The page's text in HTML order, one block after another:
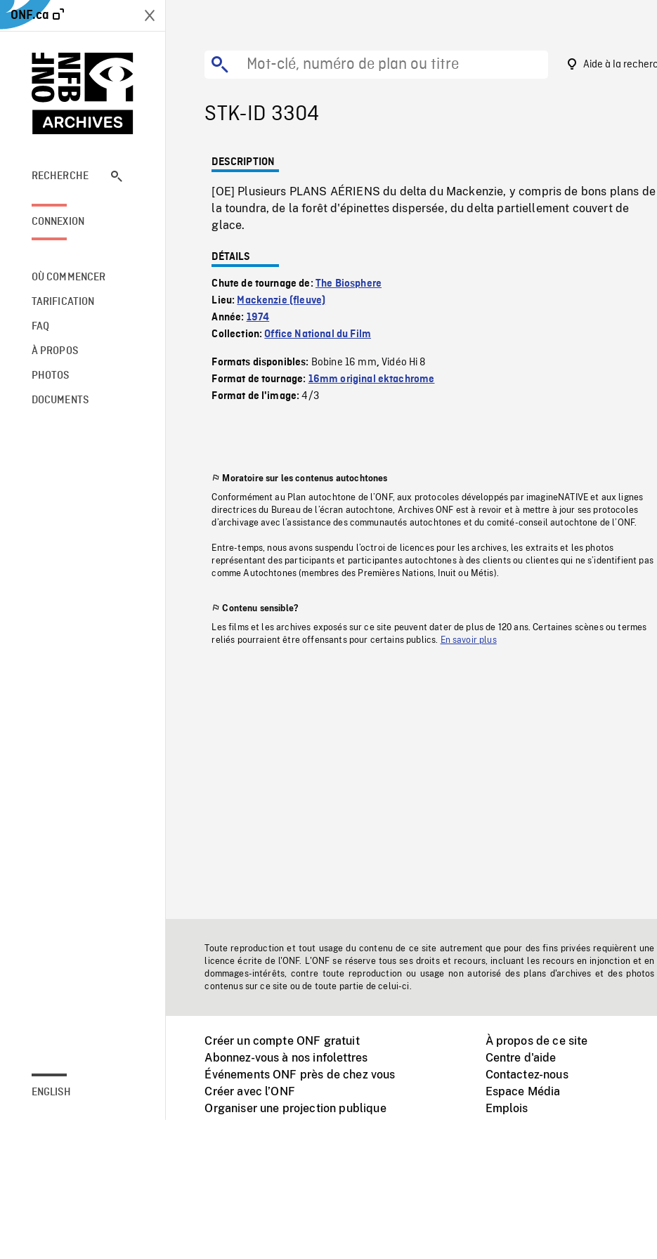
ONF.ca
RECHERCHE
CONNEXION
OÙ COMMENCER
TARIFICATION
FAQ
À PROPOS
PHOTOS
DOCUMENTS
ENGLISH
Aide à la
STK-ID 3304
DESCRIPTION
[OE] Plusieurs PLANS AÉRIENS du delta du Mackenzie, y compris de bons plans de
la toundra, de la forêt d'épinettes dispersée, du delta partiellement couvert de
glace.
DÉTAILS
Chute de tournage de: The Biosphere
Lieu: Mackenzie (fleuve)
Année: 1974
Collection:Office National du Film
Formats disponibles: Bobine 16 mm,Vidéo Hi 8
Format de tournage: 16mm original ektachrome
Format de l'image:4/3
Moratoire sur les contenus autochtones
Conformément au Plan autochtone de l’ONF, aux protocoles développés par imagineNATIVE et aux lignes
directrices du Bureau de l’écran autochtone, Archives ONF est à revoir et à mettre à jour ses protocoles
d’archivage avec l’assistance des communautés autochtones et du comité-conseil autochtone de l’ONF.
Entre-temps, nous avons suspendu l’octroi de licences pour les archives, les extraits et les photos
représentant des participants et participantes autochtones à des clients ou clientes qui ne s’identifient pas
comme Autochtones (membres des Premières Nations, Inuit ou Métis).
Contenu sensible?
Les films et les archives exposés sur ce site peuvent dater de plus de 120 ans. Certaines scènes ou termes
reliés pourraient être offensants pour certains publics. En savoir plus
Toute reproduction et tout usage du contenu de ce site autrement que pour des fins privées requièrent une
licence écrite de l'ONF. L'ONF se réserve tous ses droits et recours, incluant les recours en injonction et en
dommages-intérêts, contre toute reproduction ou usage non autorisé des plans d'archives et des photos
contenus sur ce site ou de toute partie de celui-ci.
Créer un compte ONF gratuit
Abonnez-vous à nos infolettres
Événements ONF près de chez vous
Créer avec l’ONF
Organiser une projection publique
À propos de ce site
Centre d'aide
Contactez-nous
Espace Média
Emplois